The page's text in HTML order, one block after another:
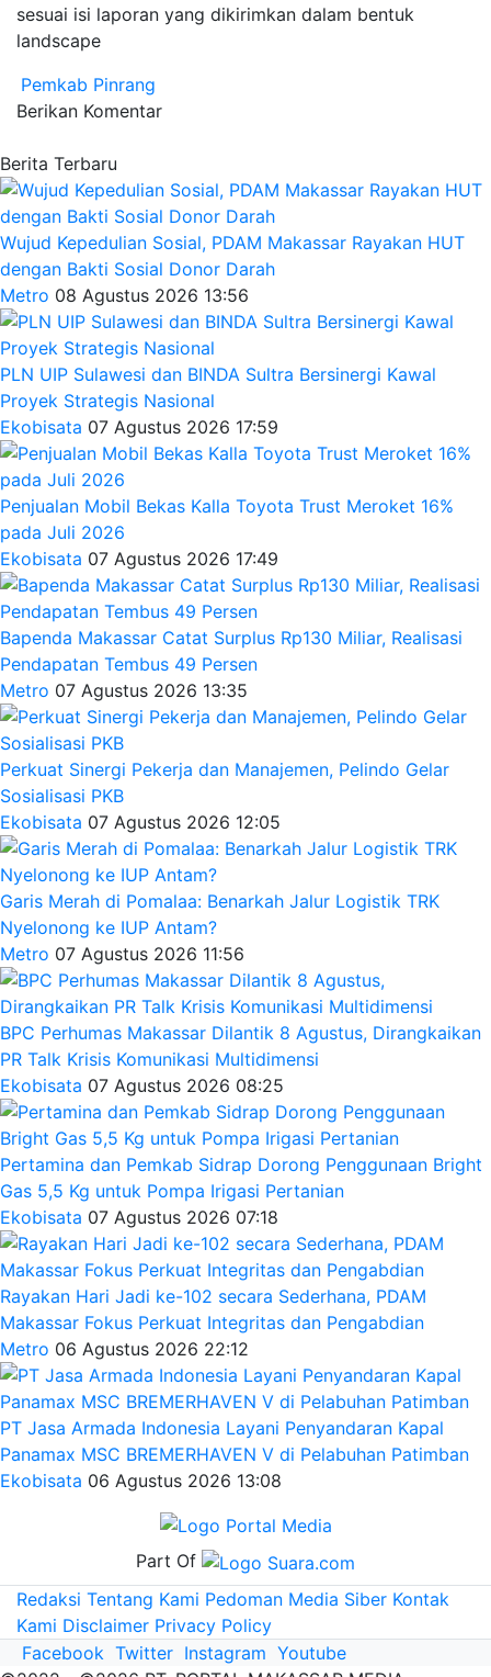
sesuai isi laporan yang dikirimkan dalam bentuk
landscape
Pemkab Pinrang
Berikan Komentar
Berita Terbaru
Wujud Kepedulian Sosial, PDAM Makassar Rayakan HUT
dengan Bakti Sosial Donor Darah
Metro 08 Agustus 2026 13:56
PLN UIP Sulawesi dan BINDA Sultra Bersinergi Kawal
Proyek Strategis Nasional
Ekobisata 07 Agustus 2026 17:59
Penjualan Mobil Bekas Kalla Toyota Trust Meroket 16%
pada Juli 2026
Ekobisata 07 Agustus 2026 17:49
Bapenda Makassar Catat Surplus Rp130 Miliar, Realisasi
Pendapatan Tembus 49 Persen
Metro 07 Agustus 2026 13:35
Perkuat Sinergi Pekerja dan Manajemen, Pelindo Gelar
Sosialisasi PKB
Ekobisata 07 Agustus 2026 12:05
Garis Merah di Pomalaa: Benarkah Jalur Logistik TRK
Nyelonong ke IUP Antam?
Metro 07 Agustus 2026 11:56
BPC Perhumas Makassar Dilantik 8 Agustus, Dirangkaikan
PR Talk Krisis Komunikasi Multidimensi
Ekobisata 07 Agustus 2026 08:25
Pertamina dan Pemkab Sidrap Dorong Penggunaan Bright
Gas 5,5 Kg untuk Pompa Irigasi Pertanian
Ekobisata 07 Agustus 2026 07:18
Rayakan Hari Jadi ke-102 secara Sederhana, PDAM
Makassar Fokus Perkuat Integritas dan Pengabdian
Metro 06 Agustus 2026 22:12
PT Jasa Armada Indonesia Layani Penyandaran Kapal
Panamax MSC BREMERHAVEN V di Pelabuhan Patimban
Ekobisata 06 Agustus 2026 13:08
Part Of
Redaksi Tentang Kami Pedoman Media Siber Kontak
Kami Disclaimer Privacy Policy
Facebook Twitter Instagram Youtube